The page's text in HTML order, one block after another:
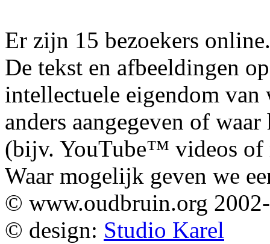
Er zijn 15 bezoekers online.
De tekst en afbeeldingen
intellectuele eigendom
anders aangegeven of
(bijv. YouTube™ videos of
Waar mogelijk geven we
© www.oudbruin.org
© design: Studio Karel